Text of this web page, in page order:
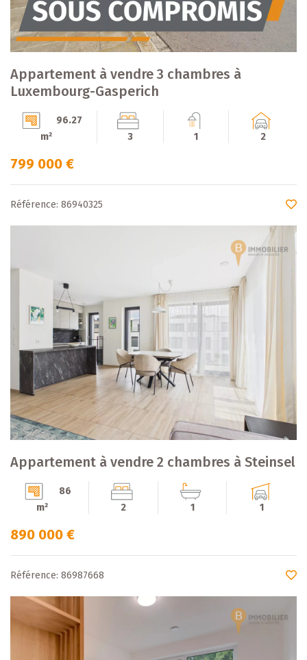
Appartement à vendre 3 chambres à
Luxembourg-Gasperich
96.27
m²
3 1 2
799 000 €
Référence: 86940325
Appartement à vendre 2 chambres à Steinsel
86
m²
2 1 1
890 000 €
Référence: 86987668